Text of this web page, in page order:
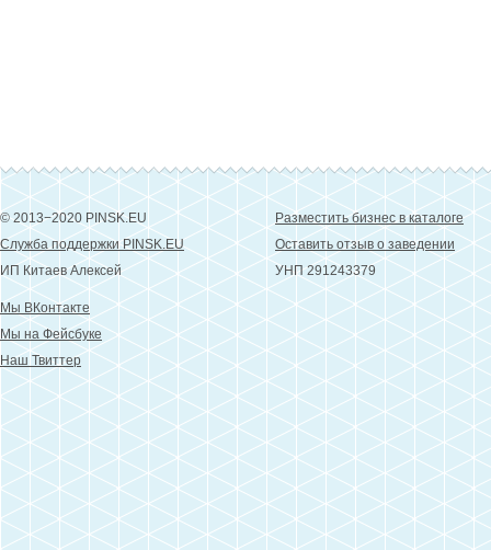
© 2013−2020 PINSK.EU
Служба поддержки PINSK.EU
ИП Китаев Алексей
Разместить бизнес в каталоге
Оставить отзыв о заведении
УНП 291243379
Мы ВКонтакте
Мы на Фейсбуке
Наш Твиттер